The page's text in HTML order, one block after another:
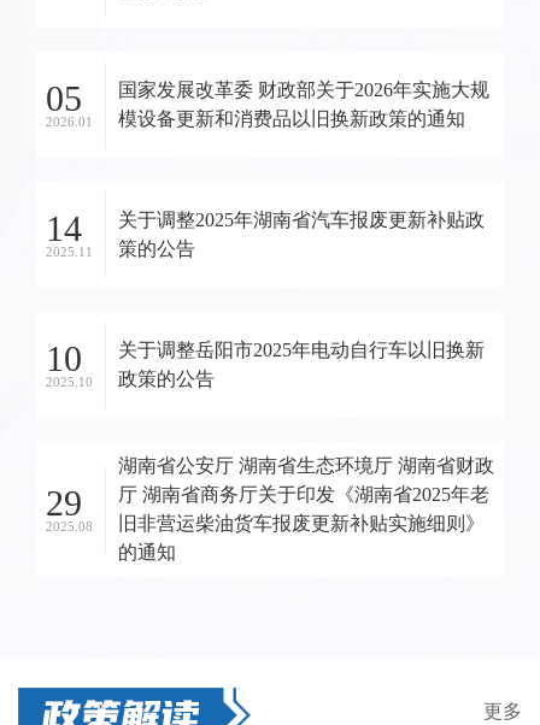
05
2026.01
国家发展改革委 财政部关于2026年实施大规
模设备更新和消费品以旧换新政策的通知
14
2025.11
关于调整2025年湖南省汽车报废更新补贴政
策的公告
10
2025.10
关于调整岳阳市2025年电动自行车以旧换新
政策的公告
29
2025.08
湖南省公安厅 湖南省生态环境厅 湖南省财政
厅 湖南省商务厅关于印发《湖南省2025年老
旧非营运柴油货车报废更新补贴实施细则》
的通知
更多